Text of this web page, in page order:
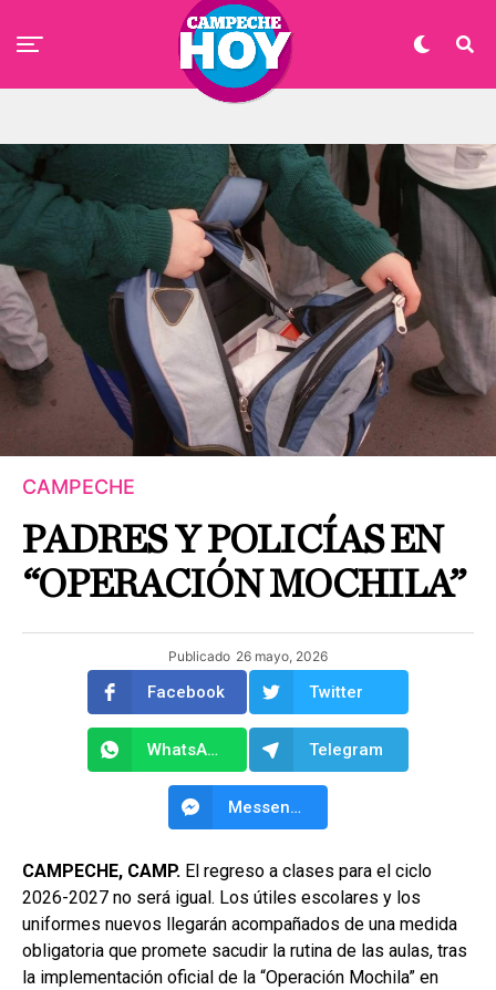
CAMPECHE
PADRES Y POLICÍAS EN
“OPERACIÓN MOCHILA”
Publicado 26 mayo, 2026
Facebook Twitter
WhatsApp Telegram
Messenger
CAMPECHE, CAMP. El regreso a clases para el ciclo
2026-2027 no será igual. Los útiles escolares y los
uniformes nuevos llegarán acompañados de una medida
obligatoria que promete sacudir la rutina de las aulas, tras
la implementación oficial de la “Operación Mochila” en